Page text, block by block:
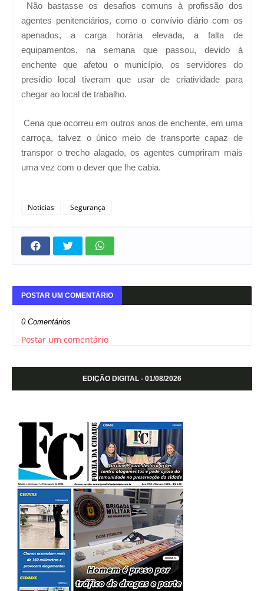
Não bastasse os desafios comuns à profissão dos
agentes penitenciários, como o convívio diário com os
apenados, a carga horária elevada, a falta de
equipamentos, na semana que passou, devido à
enchente que afetou o município, os servidores do
presídio local tiveram que usar de criatividade para
chegar ao local de trabalho.
Cena que ocorreu em outros anos de enchente, em uma
carroça, talvez o único meio de transporte capaz de
transpor o trecho alagado, os agentes cumpriram mais
uma vez com o dever que lhe cabia.
Notícias Segurança
POSTAR UM COMENTÁRIO
0 Comentários
Postar um comentário
EDIÇÃO DIGITAL - 01/08/2026